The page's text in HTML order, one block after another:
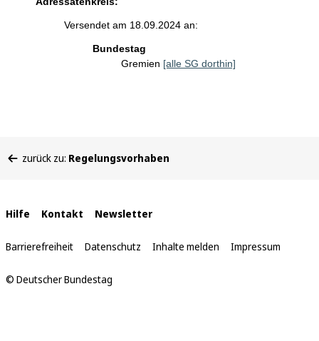
Versendet am 18.09.2024 an:
Bundestag
Gremien [alle SG dorthin]
befinden
zurück zu: Regelungsvorhaben
Interne
Links
Hilfe Kontakt Newsletter
Barrierefreiheit Datenschutz Inhalte melden Impressum
© Deutscher Bundestag